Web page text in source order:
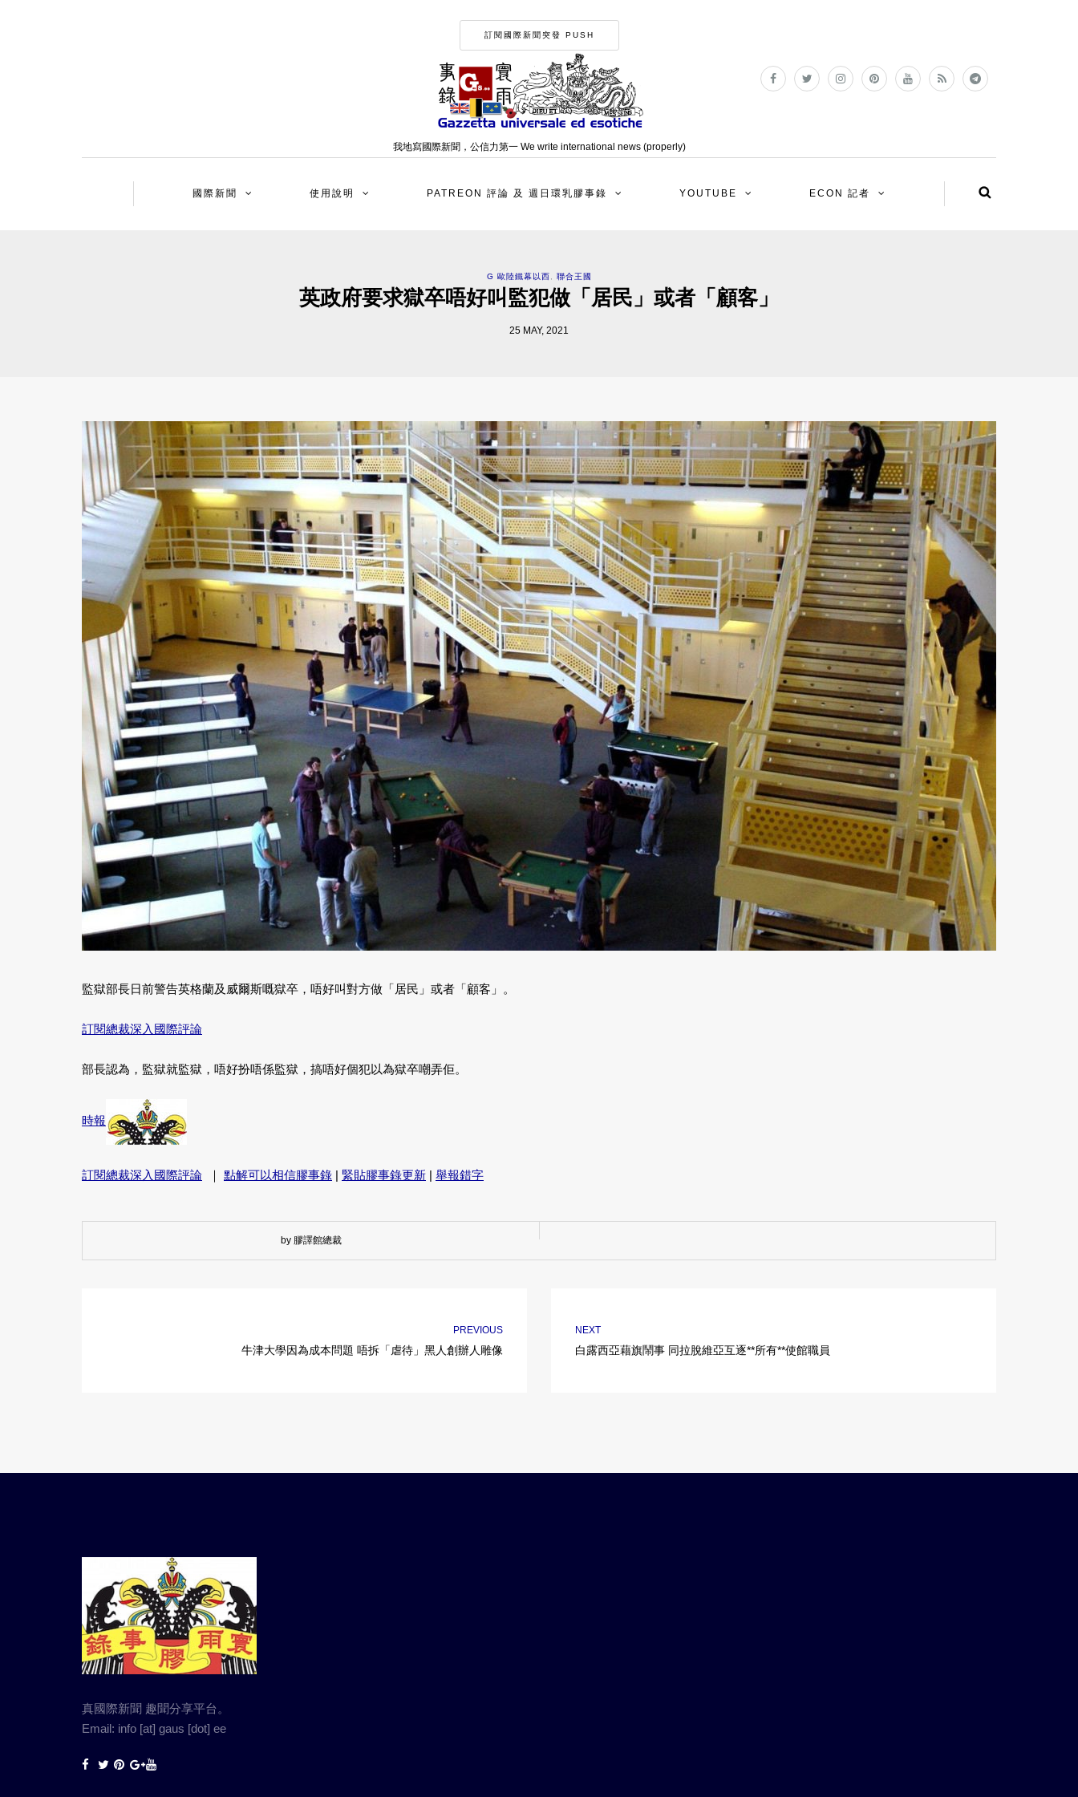
訂閱國際新聞突發 PUSH
我地寫國際新聞，公信力第一 We write international news (properly)
國際新聞 使用說明 PATREON 評論 及 週日環乳膠事錄 YOUTUBE ECON 記者
G 歐陸鐵幕以西 聯合王國
英政府要求獄卒唔好叫監犯做「居民」或者「顧客」
25 MAY, 2021
監獄部長日前警告英格蘭及威爾斯嘅獄卒，唔好叫對方做「居民」或者「顧客」。
訂閱總裁深入國際評論
部長認為，監獄就監獄，唔好扮唔係監獄，搞唔好個犯以為獄卒嘲弄佢。
時報
訂閱總裁深入國際評論 ｜ 點解可以相信膠事錄 | 緊貼膠事錄更新 | 舉報錯字
by 膠譯館總裁
PREVIOUS
牛津大學因為成本問題 唔拆「虐待」黑人創辦人雕像
NEXT
白露西亞藉旗鬧事 同拉脫維亞互逐**所有**使館職員
真國際新聞 趣聞分享平台。
Email: info [at] gaus [dot] ee